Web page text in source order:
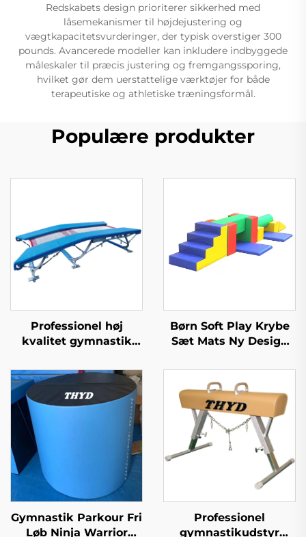
Redskabets design prioriterer sikkerhed med
låsemekanismer til højdejustering og
vægtkapacitetsvurderinger, der typisk overstiger 300
pounds. Avancerede modeller kan inkludere indbyggede
måleskaler til præcis justering og fremgangssporing,
hvilket gør dem uerstattelige værktøjer for både
terapeutiske og athletiske træningsformål.
Populære produkter
Professionel høj
kvalitet gymnastik
trampoline til sport og
underholdning
Børn Soft Play Krybe
Sæt Mats Ny Design
Gymnastik Parkour Fri
Løb Ninja Warrior
Professionel
gymnastikudstyr